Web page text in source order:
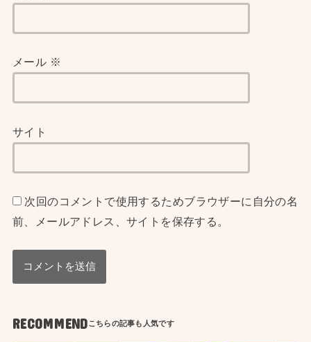
メール ※
サイト
次回のコメントで使用するためブラウザーに自分の名
前、メールアドレス、サイトを保存する。
RECOMMEND